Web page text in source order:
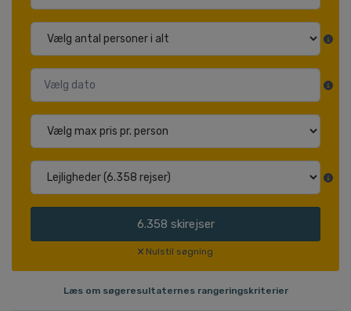
6.358 skirejser
Nulstil søgning
Læs om søgeresultaternes rangeringskriterier